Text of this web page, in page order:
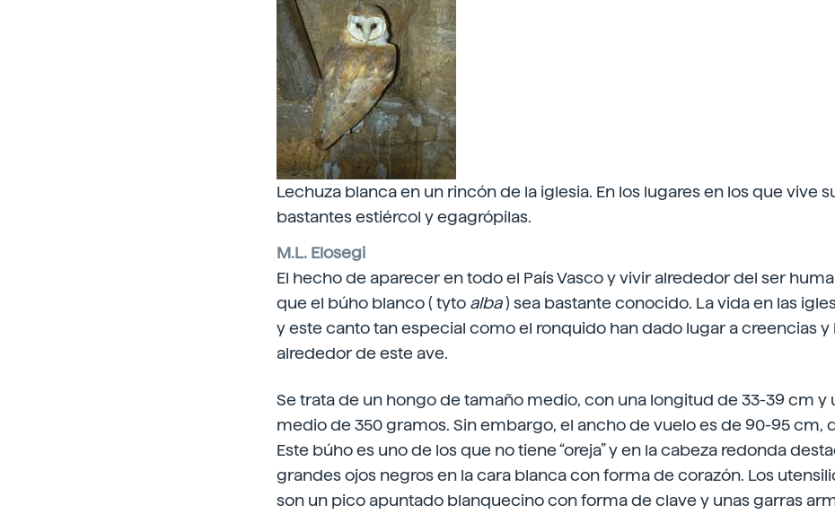
Lechuza blanca en un rincón de la iglesia. En los lugares en los que vive
bastantes estiércol y egagrópilas.
M.L. Elosegi
El hecho de aparecer en todo el País Vasco y vivir alrededor del ser
que el búho blanco ( tyto alba) sea bastante conocido. La vida en las
y este canto tan especial como el ronquido han dado lugar a creencias y
alrededor de este ave.
Se trata de un hongo de tamaño medio, con una longitud de 33-39 cm y
medio de 350 gramos. Sin embargo, el ancho de vuelo es de 90-95 cm,
Este búho es uno de los que no tiene “oreja” y en la cabeza redonda
grandes ojos negros en la cara blanca con forma de corazón. Los
son un pico apuntado blanquecino con forma de clave y unas garras